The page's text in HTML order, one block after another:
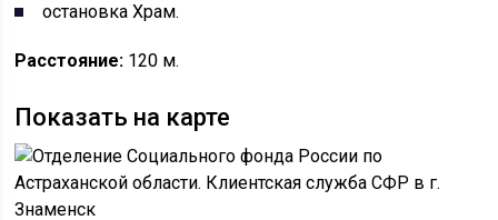
остановка Храм.
Расстояние: 120 м.
Показать на карте